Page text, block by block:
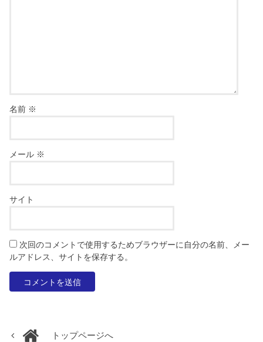
名前 ※
メール ※
サイト
次回のコメントで使用するためブラウザーに自分の名前、メー
ルアドレス、サイトを保存する。
トップページへ